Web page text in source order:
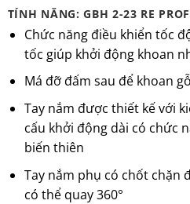
TÍNH NĂNG: GBH 2-23 RE
Chức năng điều khiển tốc
tốc giúp khởi động khoan
Má đỡ đấm sau để khoan
Tay nắm được thiết kế với
cấu khởi động dài có chức
biến thiên
Tay nắm phụ có chốt chặn
có thể quay 360°